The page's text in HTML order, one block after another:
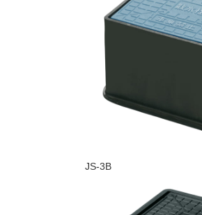
JS-3B